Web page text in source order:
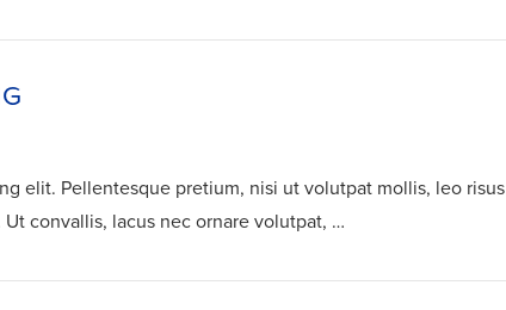
elit. Pellentesque pretium, nisi ut volutpat mollis, leo risus
convallis, lacus nec ornare volutpat, …